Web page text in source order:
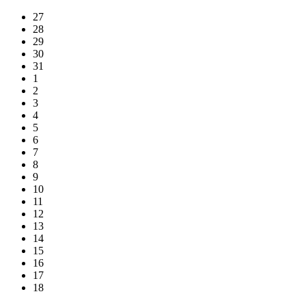
27
28
29
30
31
1
2
3
4
5
6
7
8
9
10
11
12
13
14
15
16
17
18